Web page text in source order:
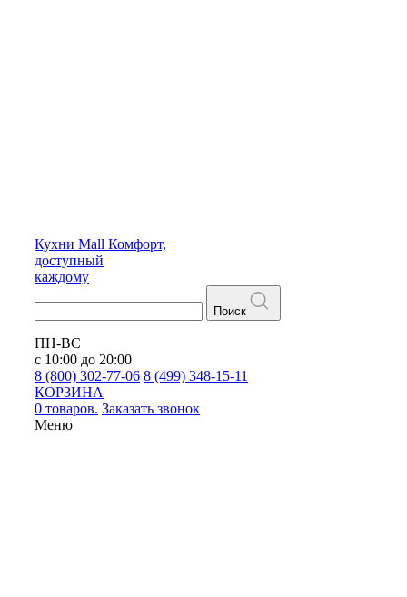
Кухни Mall Комфорт,
доступный
каждому
Поиск
ПН-ВС
с 10:00 до 20:00
8 (800) 302-77-06 8 (499) 348-15-11
КОРЗИНА
0 товаров. Заказать звонок
Меню